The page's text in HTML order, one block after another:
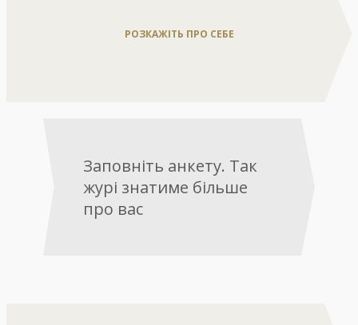
РОЗКАЖІТЬ ПРО СЕБЕ
Заповніть анкету. Так
журі знатиме більше
про вас